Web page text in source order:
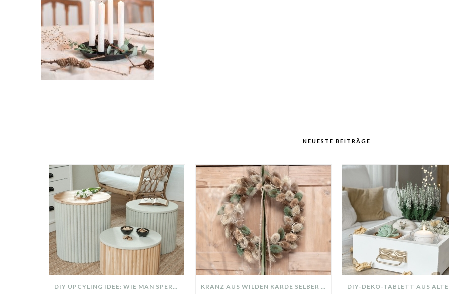
NEUESTE BEITRÄGE
DIY UPCYLING IDEE: WIE MAN SPERRMÜLL IN EIN DESIGNER TEIL VERWANDELT KRANZ AUS WILDEN KARDE SELBER MACHEN: HERBSTDEKO GANZ EINFACH